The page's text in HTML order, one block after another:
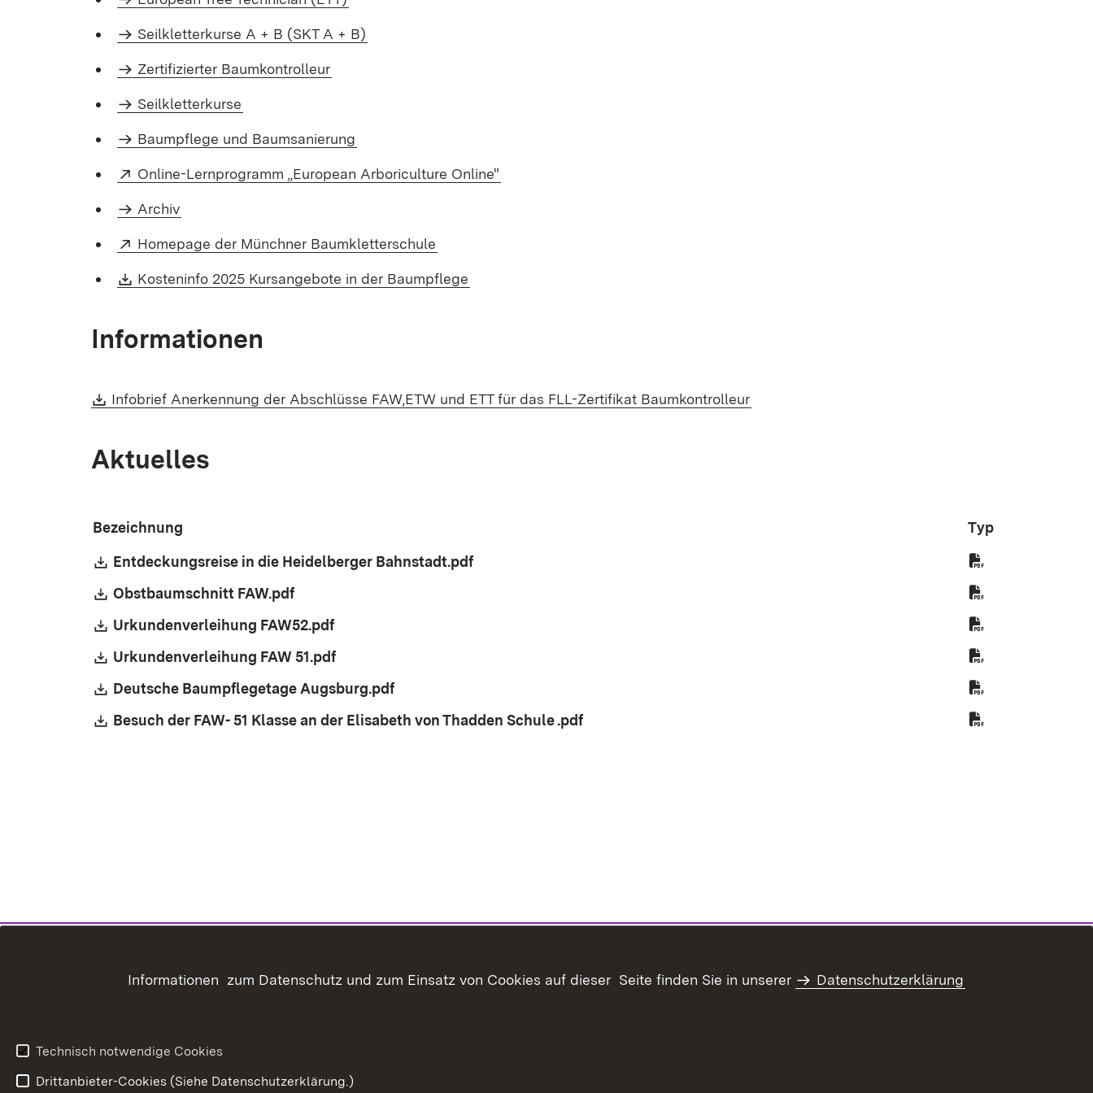
Seilkletterkurse A + B (SKT A + B)
Zertifizierter Baumkontrolleur
Seilkletterkurse
Baumpflege und Baumsanierung
Extern:
Online-Lernprogramm „European Arboriculture Online"
Archiv
Extern:
Homepage der Münchner Baumkletterschule
Download:
Kosteninfo 2025 Kursangebote in der Baumpflege
Informationen
Download:
Infobrief Anerkennung der Abschlüsse FAW,ETW und ETT für das FLL-Zertifikat Baumkontrolleur
Aktuelles
Bezeichnung
Typ
Download:
Entdeckungsreise in die Heidelberger Bahnstadt.pdf
Download:
Obstbaumschnitt FAW.pdf
Download:
Urkundenverleihung FAW52.pdf
Download:
Urkundenverleihung FAW 51.pdf
Download:
Deutsche Baumpflegetage Augsburg.pdf
Download:
Besuch der FAW- 51 Klasse an der Elisabeth von Thadden Schule .pdf
Informationen zum Datenschutz und zum Einsatz von Cookies auf dieser Seite finden Sie in unserer Datenschutzerklärung
Technisch notwendige Cookies
Drittanbieter-Cookies (Siehe Datenschutzerklärung.)